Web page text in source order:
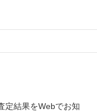
定結果をWebでお知